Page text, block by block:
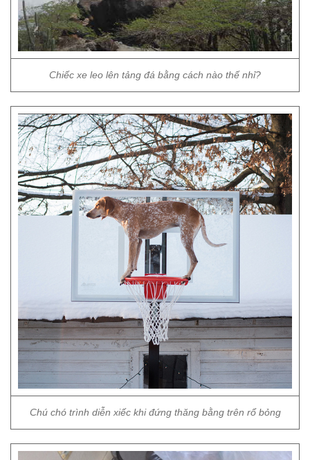
Chiếc xe leo lên tảng đá bằng cách nào thế nhỉ?
Chú chó trình diễn xiếc khi đứng thăng bằng trên rổ bỏng